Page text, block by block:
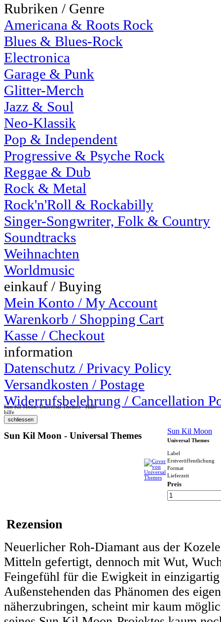
Rubriken / Genre
Americana & Roots Rock
Blues & Blues-Rock
Electronica
Garage & Punk
Glitter-Merch
Jazz & Soul
Neo-Klassik
Pop & Independent
Progressive & Psyche Rock
Reggae & Dub
Rock & Metal
Rock'n'Roll & Rockabilly
Singer-Songwriter, Folk & Country
Soundtracks
Weihnachten
Worldmusic
einkauf / Buying
Mein Konto / My Account
Warenkorb / Shopping Cart
Kasse / Checkout
information
Datenschutz / Privacy Policy
Versandkosten / Postage
Widerrufsbelehrung / Cancellation
Sun Kil Moon: Universal Themes - Hilfe
hilfe
Sun Kil Moon - Universal Themes Sun Kil Moon
Universal Themes
Label
Erstveröffentlichung
Format
Lieferzeit
Preis
Rezension
Neuerlicher Roh-Diamant aus der
Mitteln gefertigt, dennoch mit Wut,
Feingefühl für die Ewigkeit in
Außenstehenden das Phänomen des
näherzubringen, scheint mir kaum